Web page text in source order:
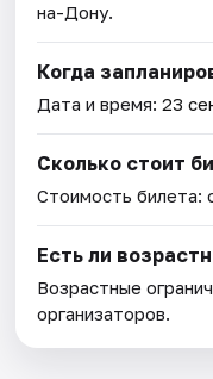
на-Дону.
Когда
Дата и время:23
Сколько стоит
Стоимость билета:
Есть ли
Возрастные
организаторов.